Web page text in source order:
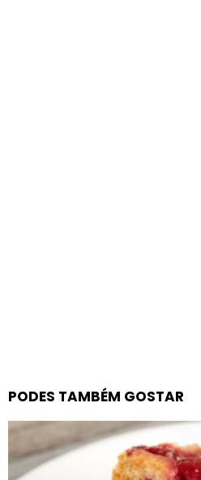
PODES TAMBÉM GOSTAR